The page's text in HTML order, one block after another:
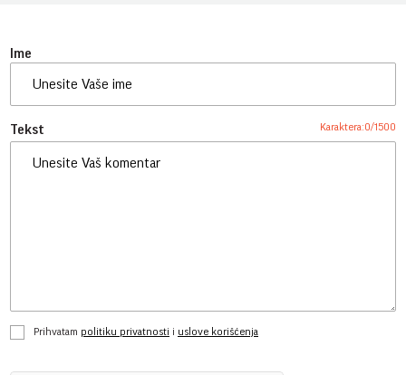
Ime
Tekst Karaktera:0/1500
Prihvatam politiku privatnosti i uslove korišćenja